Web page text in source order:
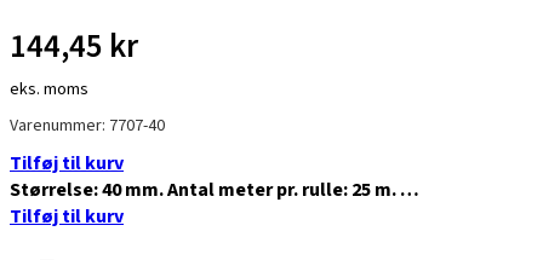
144,45 kr
eks. moms
Varenummer: 7707-40
Tilføj til kurv
Størrelse: 40 mm. Antal meter pr. rulle: 25 m. …
Tilføj til kurv